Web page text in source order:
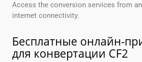
Access the conversion services from
internet connectivity.
Бесплатные онлайн-
для конвертации CF2